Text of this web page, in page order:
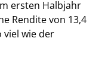
ersten Halbjahr
Rendite von 13,4
viel wie der